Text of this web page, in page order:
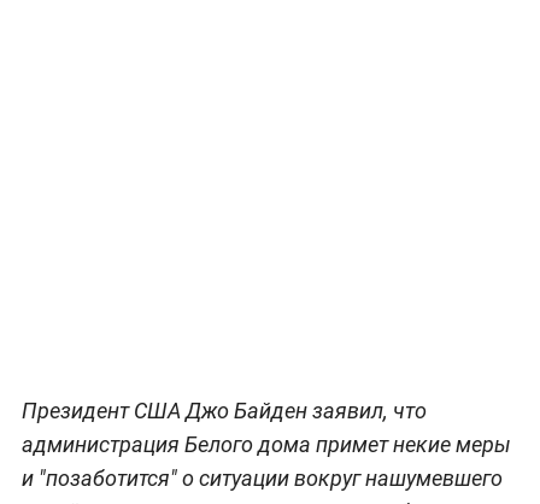
Президент США Джо Байден заявил, что
администрация Белого дома примет некие меры
и "позаботится" о ситуации вокруг нашумевшего